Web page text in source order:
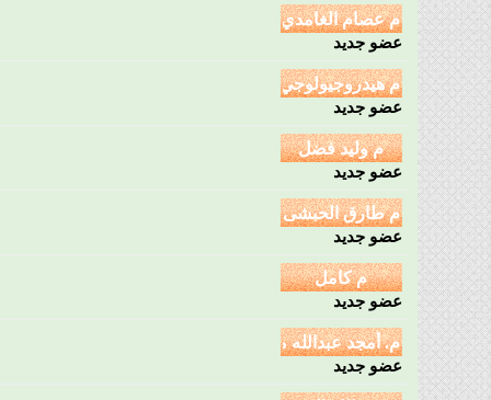
عضو جديد
عضو جديد
عضو جديد
عضو جديد
عضو جديد
عضو جديد